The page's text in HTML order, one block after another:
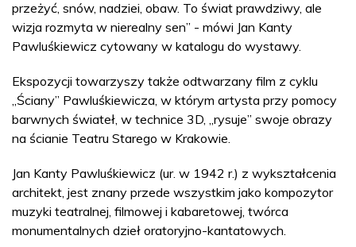
przeżyć, snów, nadziei, obaw. To świat prawdziwy, ale
wizja rozmyta w nierealny sen” - mówi Jan Kanty
Pawluśkiewicz cytowany w katalogu do wystawy.
Ekspozycji towarzyszy także odtwarzany film z cyklu
„Ściany” Pawluśkiewicza, w którym artysta przy pomocy
barwnych świateł, w technice 3D, „rysuje” swoje obrazy
na ścianie Teatru Starego w Krakowie.
Jan Kanty Pawluśkiewicz (ur. w 1942 r.) z wykształcenia
architekt, jest znany przede wszystkim jako kompozytor
muzyki teatralnej, filmowej i kabaretowej, twórca
monumentalnych dzieł oratoryjno-kantatowych.